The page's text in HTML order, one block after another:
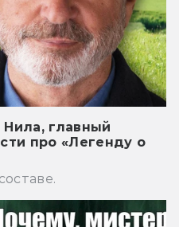
главный
про «Легенду о